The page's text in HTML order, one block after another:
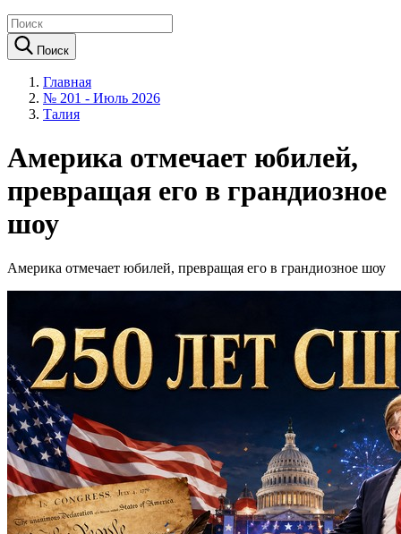
Поиск
Главная
№ 201 - Июль 2026
Талия
Америка отмечает юбилей,
превращая его в грандиозное
шоу
Америка отмечает юбилей, превращая его в грандиозное шоу